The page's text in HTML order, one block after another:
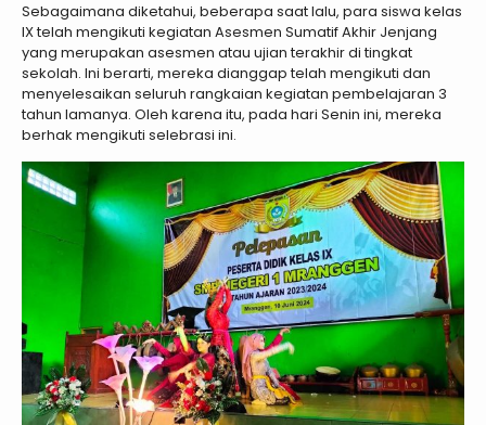
Sebagaimana diketahui, beberapa saat lalu, para siswa kelas
IX telah mengikuti kegiatan Asesmen Sumatif Akhir Jenjang
yang merupakan asesmen atau ujian terakhir di tingkat
sekolah. Ini berarti, mereka dianggap telah mengikuti dan
menyelesaikan seluruh rangkaian kegiatan pembelajaran 3
tahun lamanya. Oleh karena itu, pada hari Senin ini, mereka
berhak mengikuti selebrasi ini.